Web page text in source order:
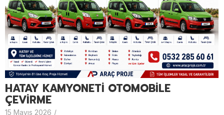
HATAY KAMYONETİ OTOMOBİLE
ÇEVİRME
15 Mayıs 2026 /